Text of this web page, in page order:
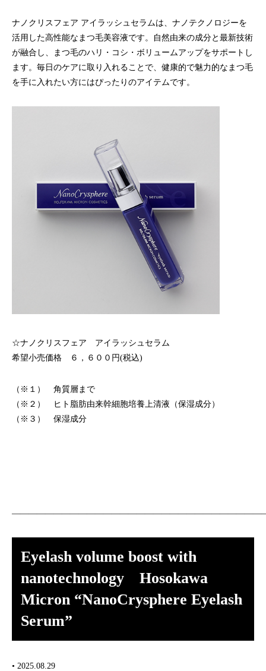
ナノクリスフェア アイラッシュセラムは、ナノテクノロジーを
活用した高性能なまつ毛美容液です。自然由来の成分と最新技術
が融合し、まつ毛のハリ・コシ・ボリュームアップをサポートし
ます。毎日のケアに取り入れることで、健康的で魅力的なまつ毛
を手に入れたい方にはぴったりのアイテムです。
☆ナノクリスフェア アイラッシュセラム
希望小売価格 ６，６００円(税込)
（※１） 角質層まで
（※２） ヒト脂肪由来幹細胞培養上清液（保湿成分）
（※３） 保湿成分
Eyelash volume boost with
nanotechnology Hosokawa
Micron “NanoCrysphere Eyelash
Serum”
• 2025.08.29